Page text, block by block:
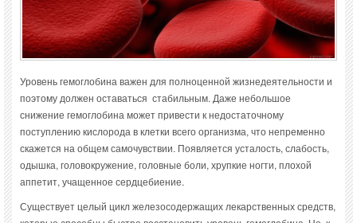
Уровень гемоглобина важен для полноценной жизнедеятельности и
поэтому должен оставаться стабильным. Даже небольшое
снижение гемоглобина может привести к недостаточному
поступлению кислорода в клетки всего организма, что непременно
скажется на общем самочувствии. Появляется усталость, слабость,
одышка, головокружение, головные боли, хрупкие ногти, плохой
аппетит, учащенное сердцебиение.
Существует целый цикл железосодержащих лекарственных средств,